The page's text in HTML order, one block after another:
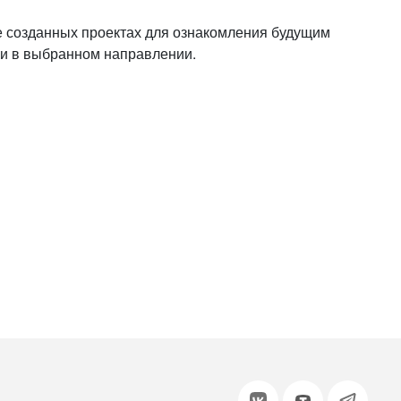
проектах для ознакомления будущим
в выбранном направлении.